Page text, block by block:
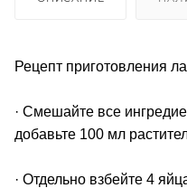
Рецепт приготовления
· Смешайте все
добавьте 100 мл
· Отдельно взбейте 4